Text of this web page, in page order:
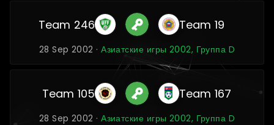
Team 246 Team 19
28 Sep 2002 ·Азиатские игры 2002, Группа D
Team 105 Team 167
28 Sep 2002 ·Азиатские игры 2002, Группа D